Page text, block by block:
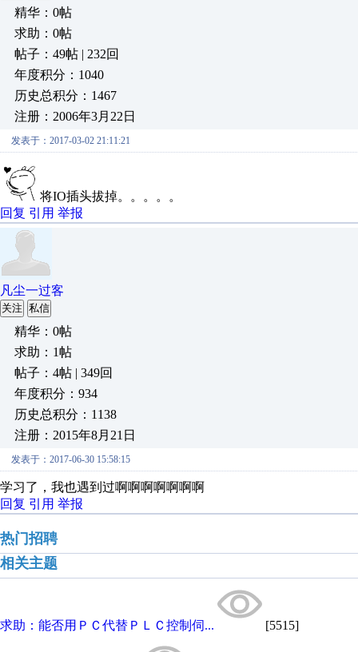
精华：0帖
求助：0帖
帖子：49帖 | 232回
年度积分：1040
历史总积分：1467
注册：2006年3月22日
发表于：2017-03-02 21:11:21
将IO插头拔掉。。。。。
回复 引用 举报
凡尘一过客
关注 私信
精华：0帖
求助：1帖
帖子：4帖 | 349回
年度积分：934
历史总积分：1138
注册：2015年8月21日
发表于：2017-06-30 15:58:15
学习了，我也遇到过啊啊啊啊啊啊啊
回复 引用 举报
热门招聘
相关主题
求助：能否用ＰＣ代替ＰＬＣ控制伺... [5515]